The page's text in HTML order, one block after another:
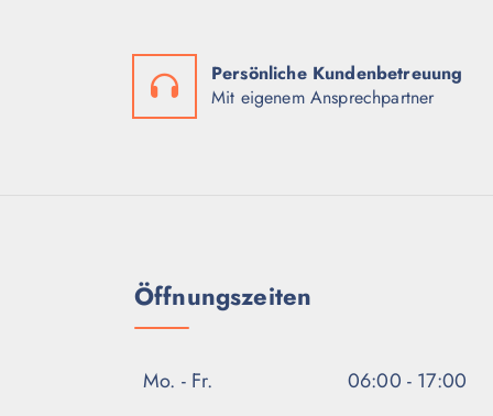
Persönliche Kundenbetreuung
Mit eigenem Ansprechpartner
Öffnungszeiten
Mo. - Fr.
06:00 - 17:00